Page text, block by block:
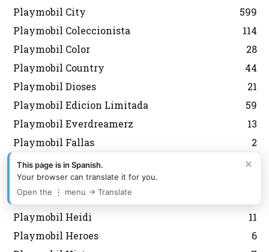
Playmobil City
599
Playmobil Coleccionista
114
Playmobil Color
28
Playmobil Country
44
Playmobil Dioses
21
Playmobil Edicion Limitada
59
Playmobil Everdreamerz
13
Playmobil Fallas
2
Playmobil Fútbol
127
Playmobil Grecia Lyra
Playmobil Griegos
Playmobil Heidi
11
Playmobil Heroes
6
×
This page is in Spanish.
Your browser can translate it for you.
Open the ⋮ menu → Translate